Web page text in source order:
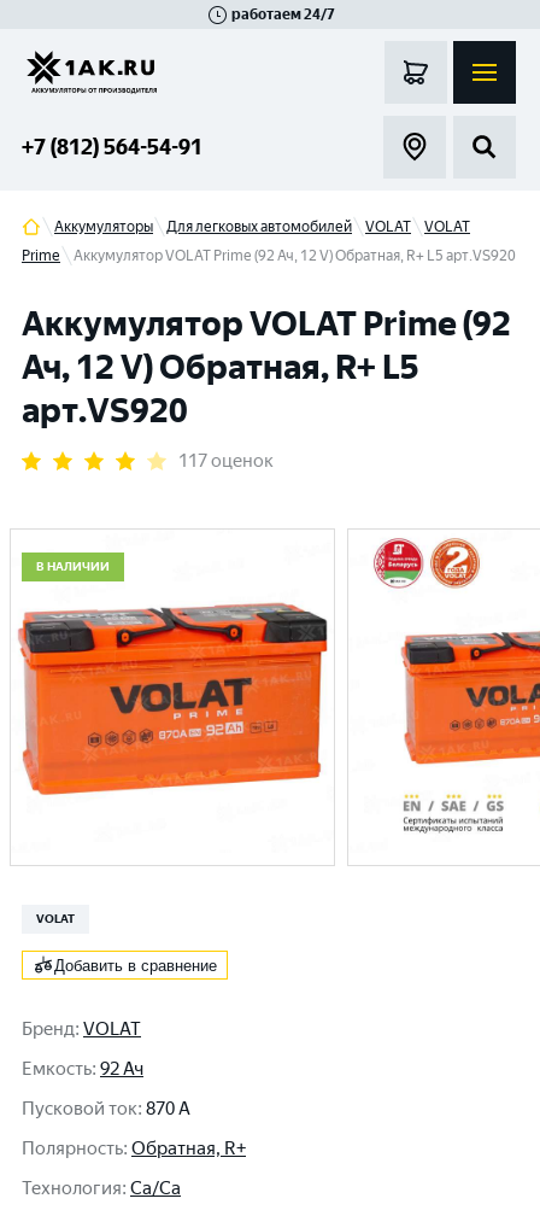
работаем 24/7
+7 (812) 564-54-91
Аккумуляторы Для легковых автомобилей VOLAT
VOLAT
Prime
Аккумулятор VOLAT Prime (92 Ач, 12 V) Обратная, R+ L5 арт.VS920
Аккумулятор VOLAT Prime (92
Ач, 12 V) Обратная, R+ L5
арт.VS920
117 оценок
В НАЛИЧИИ
VOLAT
Добавить в сравнение
Бренд: VOLAT
Емкость: 92 Ач
Пусковой ток: 870 A
Полярность: Обратная, R+
Технология: Ca/Ca
Гатчина